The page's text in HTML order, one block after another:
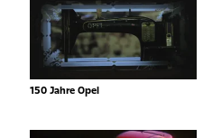
150 Jahre Opel